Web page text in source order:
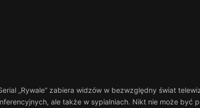
„Rywale” zabiera widzów w bezwzględny świat
ale także w sypialniach. Nikt nie może być